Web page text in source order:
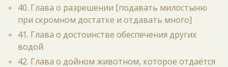
40. Глава о разрешении [подавать милостыню
при скромном достатке и отдавать много]
41. Глава о достоинстве обеспечения других
водой
42. Глава о дойном животном, которое отдаётся